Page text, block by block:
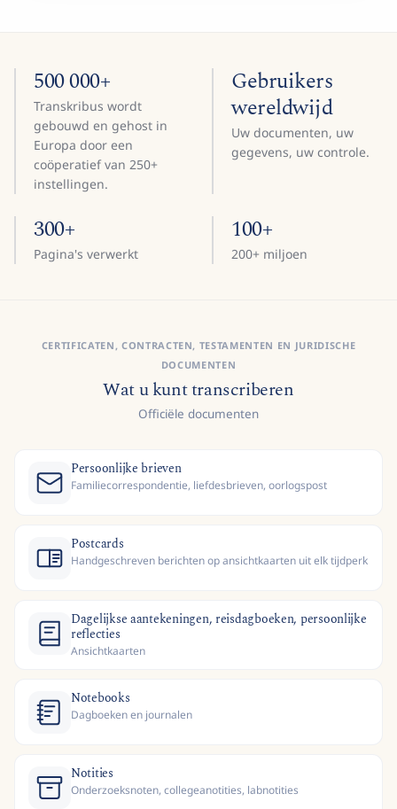
500 000+
Transkribus wordt
gebouwd en gehost in
Europa door een
coöperatief van 250+
instellingen.
Gebruikers
wereldwijd
Uw documenten, uw
gegevens, uw controle.
300+
Pagina's verwerkt
100+
200+ miljoen
CERTIFICATEN, CONTRACTEN, TESTAMENTEN EN JURIDISCHE
DOCUMENTEN
Wat u kunt transcriberen
Officiële documenten
Persoonlijke brieven
Familiecorrespondentie, liefdesbrieven, oorlogspost
Postcards
Handgeschreven berichten op ansichtkaarten uit elk tijdperk
Dagelijkse aantekeningen, reisdagboeken, persoonlijke
reflecties
Ansichtkaarten
Notebooks
Dagboeken en journalen
Notities
Onderzoeksnoten, collegeanotities, labnotities